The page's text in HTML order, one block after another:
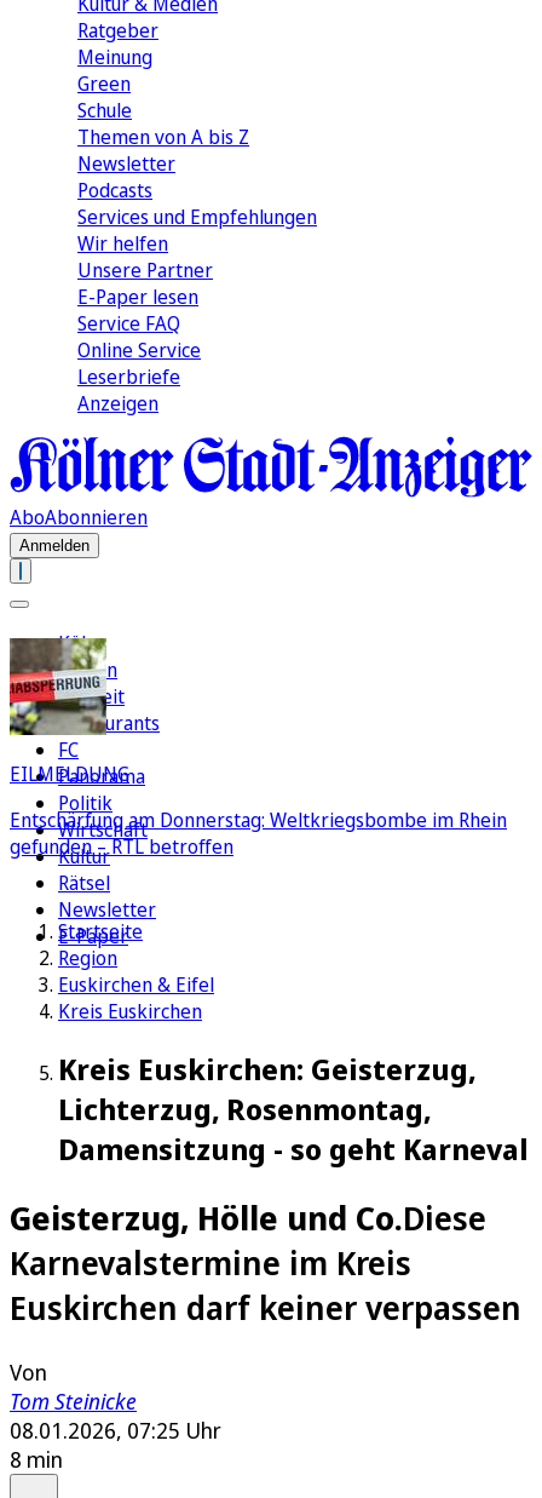
Ratgeber
Meinung
Green
Schule
Themen von A bis Z
Newsletter
Podcasts
Services und Empfehlungen
Wir helfen
Unsere Partner
E-Paper lesen
Service FAQ
Online Service
Leserbriefe
Anzeigen
AboAbonnieren
Anmelden
Köln
Region
Freizeit
Restaurants
FC
Panorama
Politik
Wirtschaft
Kultur
Rätsel
Newsletter
E-Paper
EILMELDUNG
Entschärfung am Donnerstag: Weltkriegsbombe im Rhein
gefunden – RTL betroffen
Startseite
Region
Euskirchen & Eifel
Kreis Euskirchen
Kreis Euskirchen: Geisterzug,
Lichterzug, Rosenmontag,
Damensitzung - so geht Karneval
Geisterzug, Hölle und Co.Diese
Karnevalstermine im Kreis
Euskirchen darf keiner verpassen
Von
Tom Steinicke
08.01.2026, 07:25 Uhr
8 min